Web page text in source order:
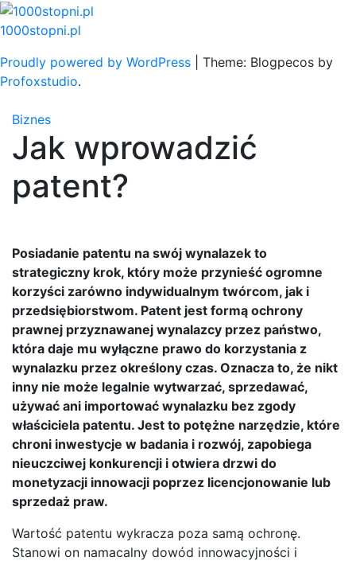
Skip
to
1000stopni.pl
Proudly powered by WordPress
Theme: Blogpecos by
Profoxstudio.
Biznes
Jak wprowadzić
patent?
Posiadanie patentu na swój wynalazek to
strategiczny krok, który może przynieść ogromne
korzyści zarówno indywidualnym twórcom, jak i
przedsiębiorstwom. Patent jest formą ochrony
prawnej przyznawanej wynalazcy przez państwo,
która daje mu wyłączne prawo do korzystania z
wynalazku przez określony czas. Oznacza to, że nikt
inny nie może legalnie wytwarzać, sprzedawać,
używać ani importować wynalazku bez zgody
właściciela patentu. Jest to potężne narzędzie, które
chroni inwestycje w badania i rozwój, zapobiega
nieuczciwej konkurencji i otwiera drzwi do
monetyzacji innowacji poprzez licencjonowanie lub
sprzedaż praw.
Wartość patentu wykracza poza samą ochronę.
Stanowi on namacalny dowód innowacyjności i